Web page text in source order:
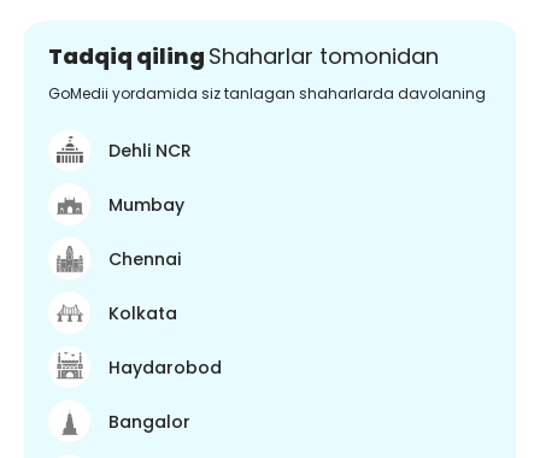
Tadqiq qiling Shaharlar tomonidan
GoMedii yordamida siz tanlagan shaharlarda davolaning
Dehli NCR
Mumbay
Chennai
Kolkata
Haydarobod
Bangalor